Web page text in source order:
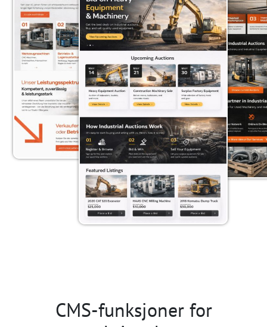
CMS-funksjoner for